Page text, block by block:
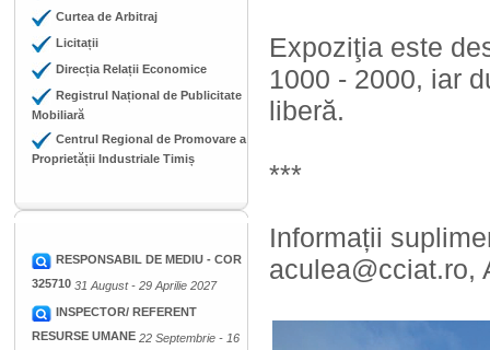
Curtea de Arbitraj
Licitații
Direcția Relații Economice
Registrul Național de Publicitate
Mobiliară
Centrul Regional de Promovare a
Proprietății Industriale Timiș
RESPONSABIL DE MEDIU - COR
325710 31 August - 29 Aprilie 2027
INSPECTOR/ REFERENT
RESURSE UMANE 22 Septembrie - 16
Expoziţia este
1000 - 2000, iar
liberă.
***
Informații
aculea@cciat.ro,